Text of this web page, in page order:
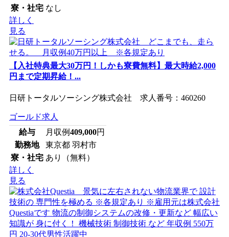
寮・社宅 なし
詳しく
見る
【入社特典最大30万円！しかも寮費無料】最大時給2,000
円まで定期昇給！...
日研トータルソーシング株式会社 求人番号：460260
ゴールド求人
給与
月収例409,000円
勤務地
東京都 羽村市
寮・社宅 あり（無料）
詳しく
見る